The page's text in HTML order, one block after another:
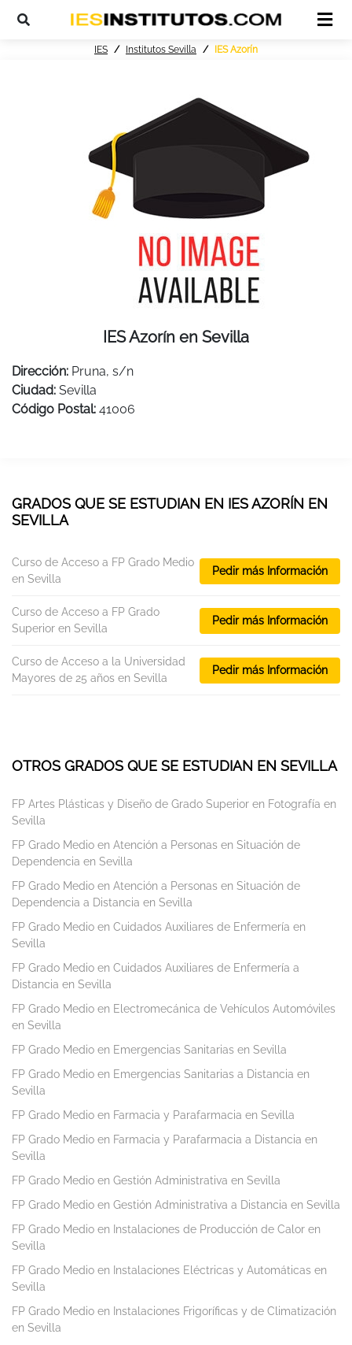
IES Institutos Sevilla IES Azorín
IES Azorín en Sevilla
Dirección: Pruna, s/n
Ciudad: Sevilla
Código Postal: 41006
GRADOS QUE SE ESTUDIAN EN IES AZORÍN EN
SEVILLA
Curso de Acceso a FP Grado Medio
en Sevilla
Pedir más Información
Curso de Acceso a FP Grado
Superior en Sevilla
Pedir más Información
Curso de Acceso a la Universidad
Mayores de 25 años en Sevilla
Pedir más Información
OTROS GRADOS QUE SE ESTUDIAN EN SEVILLA
FP Artes Plásticas y Diseño de Grado Superior en Fotografía en
Sevilla
FP Grado Medio en Atención a Personas en Situación de
Dependencia en Sevilla
FP Grado Medio en Atención a Personas en Situación de
Dependencia a Distancia en Sevilla
FP Grado Medio en Cuidados Auxiliares de Enfermería en
Sevilla
FP Grado Medio en Cuidados Auxiliares de Enfermería a
Distancia en Sevilla
FP Grado Medio en Electromecánica de Vehículos Automóviles
en Sevilla
FP Grado Medio en Emergencias Sanitarias en Sevilla
FP Grado Medio en Emergencias Sanitarias a Distancia en
Sevilla
FP Grado Medio en Farmacia y Parafarmacia en Sevilla
FP Grado Medio en Farmacia y Parafarmacia a Distancia en
Sevilla
FP Grado Medio en Gestión Administrativa en Sevilla
FP Grado Medio en Gestión Administrativa a Distancia en Sevilla
FP Grado Medio en Instalaciones de Producción de Calor en
Sevilla
FP Grado Medio en Instalaciones Eléctricas y Automáticas en
Sevilla
FP Grado Medio en Instalaciones Frigoríficas y de Climatización
en Sevilla